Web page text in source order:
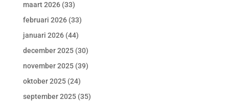
maart 2026(33)
februari 2026(33)
januari 2026(44)
december 2025(30)
november 2025(39)
oktober 2025(24)
september 2025(35)